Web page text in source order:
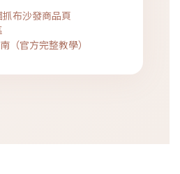
布沙發商品頁
（官方完整教學）